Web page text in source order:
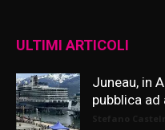
ULTIMI ARTICOLI
Juneau, in
pubblica